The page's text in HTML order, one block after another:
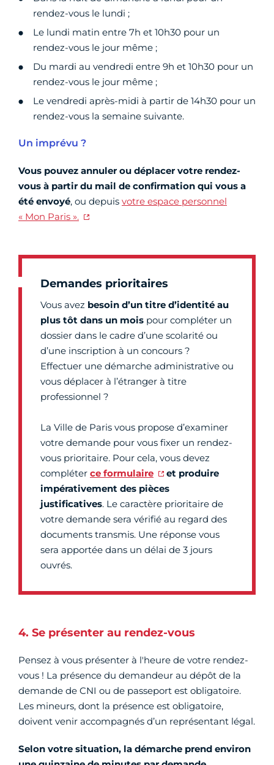
rendez-vous le lundi ;
Le lundi matin entre 7h et 10h30 pour un
rendez-vous le jour même ;
Du mardi au vendredi entre 9h et 10h30 pour un
rendez-vous le jour même ;
Le vendredi après-midi à partir de 14h30 pour un
rendez-vous la semaine suivante.
Un imprévu ?
Vous pouvez annuler ou déplacer votre rendez-
vous à partir du mail de confirmation qui vous a
été envoyé, ou depuis votre espace personnel
« Mon Paris ».
Demandes prioritaires
Vous avez besoin d’un titre d’identité au
plus tôt dans un mois pour compléter un
dossier dans le cadre d’une scolarité ou
d’une inscription à un concours ?
Effectuer une démarche administrative ou
vous déplacer à l’étranger à titre
professionnel ?
La Ville de Paris vous propose d’examiner
votre demande pour vous fixer un rendez-
vous prioritaire. Pour cela, vous devez
compléter ce formulaire
et produire
impérativement des pièces
justificatives. Le caractère prioritaire de
votre demande sera vérifié au regard des
documents transmis. Une réponse vous
sera apportée dans un délai de 3 jours
ouvrés.
4. Se présenter au rendez-vous
Pensez à vous présenter à l'heure de votre rendez-
vous ! La présence du demandeur au dépôt de la
demande de CNI ou de passeport est obligatoire.
Les mineurs, dont la présence est obligatoire,
doivent venir accompagnés d’un représentant légal.
Selon votre situation, la démarche prend environ